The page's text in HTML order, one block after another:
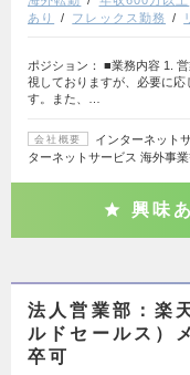
あり
フレックス勤務
ポジション： ■業務内容 1.
視しておりますが、必要に応
す。また、…
会社概要
インターネット
ターネットサービス 海外事
興味
法人営業部：楽
ルドセールス）
卒可